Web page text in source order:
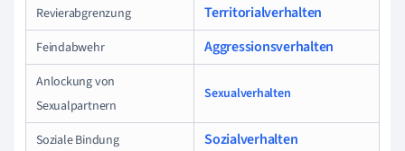
Revierabgrenzung Territorialverhalten
Feindabwehr Aggressionsverhalten
Anlockung von
Sexualpartnern
Sexualverhalten
Soziale Bindung Sozialverhalten